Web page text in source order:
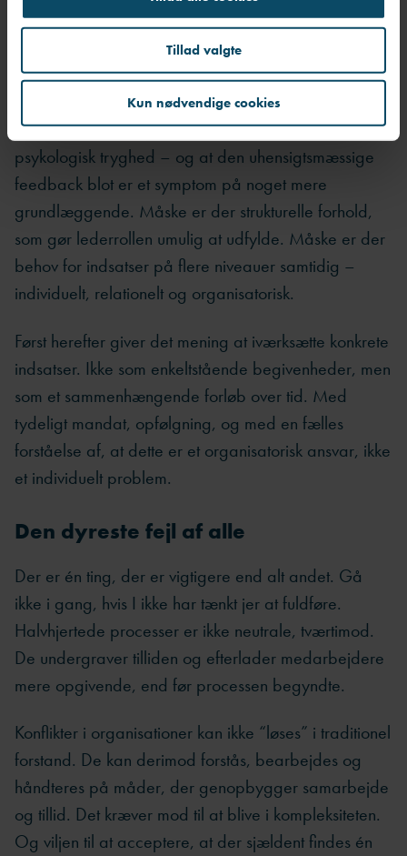
Tillad valgte
Kun nødvendige cookies
viser sig men også her, at retningen for den videre
indsats bliver klarere.
Måske viser det sig, at problemet ikke primært
handler om feedback, men om manglende
psykologisk tryghed – og at den uhensigtsmæssige
feedback blot er et symptom på noget mere
grundlæggende. Måske er der strukturelle forhold,
som gør lederrollen umulig at udfylde. Måske er der
behov for indsatser på flere niveauer samtidig –
individuelt, relationelt og organisatorisk.
Først herefter giver det mening at iværksætte konkrete
indsatser. Ikke som enkeltstående begivenheder, men
som et sammenhængende forløb over tid. Med
tydeligt mandat, opfølgning, og med en fælles
forståelse af, at dette er et organisatorisk ansvar, ikke
et individuelt problem.
Den dyreste fejl af alle
Der er én ting, der er vigtigere end alt andet. Gå
ikke i gang, hvis I ikke har tænkt jer at fuldføre.
Halvhjertede processer er ikke neutrale, tværtimod.
De undergraver tilliden og efterlader medarbejdere
mere opgivende, end før processen begyndte.
Konflikter i organisationer kan ikke “løses” i traditionel
forstand. De kan derimod forstås, bearbejdes og
håndteres på måder, der genopbygger samarbejde
og tillid. Det kræver mod til at blive i kompleksiteten.
Og viljen til at acceptere, at der sjældent findes én